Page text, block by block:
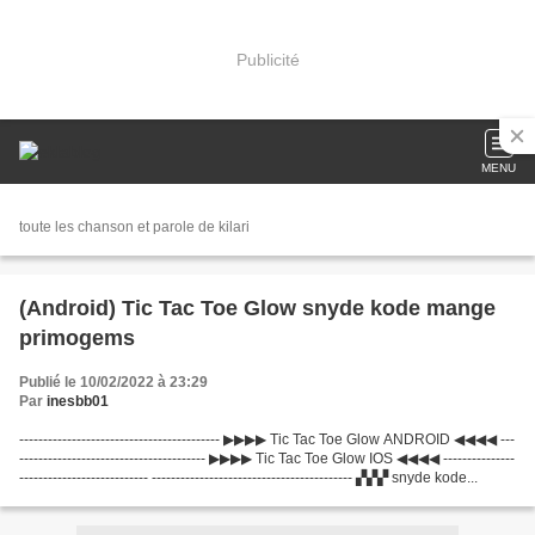
Publicité
MENU
toute les chanson et parole de kilari
(Android) Tic Tac Toe Glow snyde kode mange
primogems
Publié le 10/02/2022 à 23:29
Par inesbb01
------------------------------------------ ▶▶▶▶ Tic Tac Toe Glow ANDROID ◀◀◀◀ ---
--------------------------------------- ▶▶▶▶ Tic Tac Toe Glow IOS ◀◀◀◀ ---------------
--------------------------- ------------------------------------------ ▞▞▞ snyde kode...